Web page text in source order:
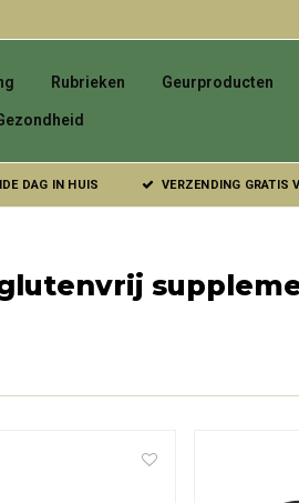
Rubrieken Geurproducten
DAG IN HUIS VERZENDING GRATIS